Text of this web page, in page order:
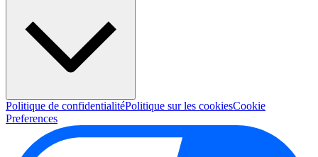
Politique de confidentialitéPolitique sur les cookiesCookie
Preferences